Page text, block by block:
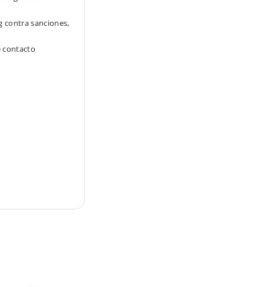
contra sanciones,
contacto